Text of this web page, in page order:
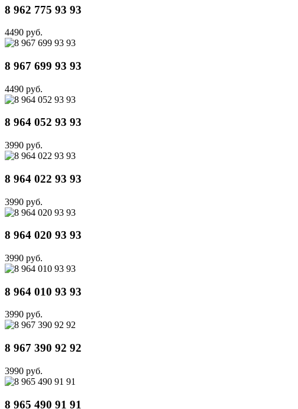
8 962 775 93 93
4490 руб.
8 967 699 93 93
4490 руб.
8 964 052 93 93
3990 руб.
8 964 022 93 93
3990 руб.
8 964 020 93 93
3990 руб.
8 964 010 93 93
3990 руб.
8 967 390 92 92
3990 руб.
8 965 490 91 91